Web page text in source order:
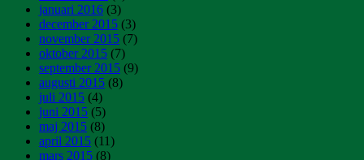
januari 2016 (3)
december 2015 (3)
november 2015 (7)
oktober 2015 (7)
september 2015 (9)
augusti 2015 (8)
juli 2015 (4)
juni 2015 (5)
maj 2015 (8)
april 2015 (11)
mars 2015 (8)